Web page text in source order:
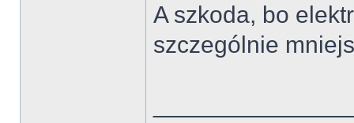
A szkoda, bo
szczególnie